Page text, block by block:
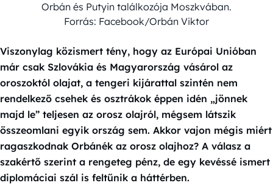
Orbán és Putyin találkozója Moszkvában.
Forrás: Facebook/Orbán Viktor
Viszonylag közismert tény, hogy az Európai Unióban
már csak Szlovákia és Magyarország vásárol az
oroszoktól olajat, a tengeri kijárattal szintén nem
rendelkező csehek és osztrákok éppen idén „jönnek
majd le” teljesen az orosz olajról, mégsem látszik
összeomlani egyik ország sem. Akkor vajon mégis miért
ragaszkodnak Orbánék az orosz olajhoz? A válasz a
szakértő szerint a rengeteg pénz, de egy kevéssé ismert
diplomáciai szál is feltűnik a háttérben.